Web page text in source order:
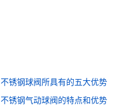
不锈钢球阀所具有的五大优势
不锈钢气动球阀的特点和优势